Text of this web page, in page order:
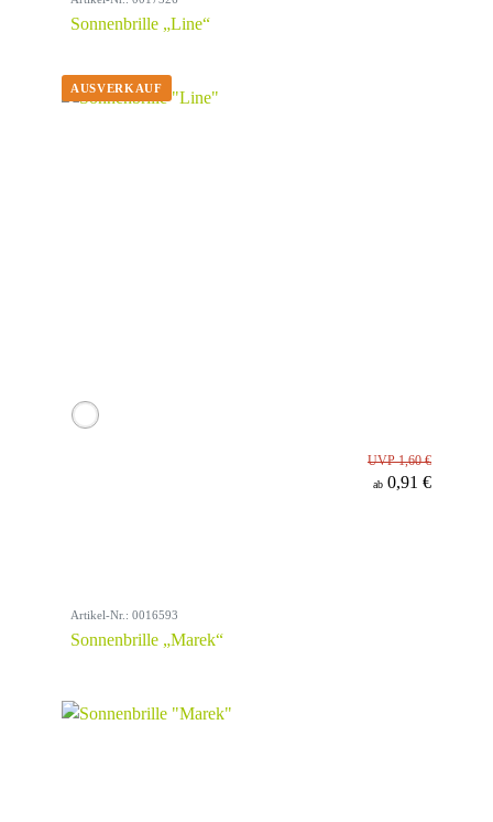
Sonnenbrille „Line“
UVP 1,60 €
ab 0,91 €
Artikel-Nr.: 0016593
Sonnenbrille „Marek“